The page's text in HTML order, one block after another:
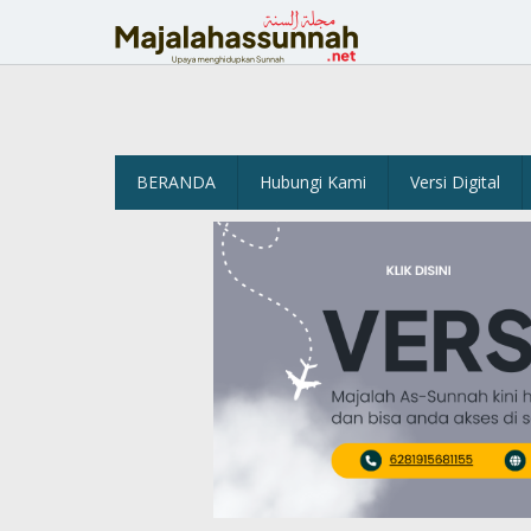
konten
BERANDA Hubungi Kami Versi Digital